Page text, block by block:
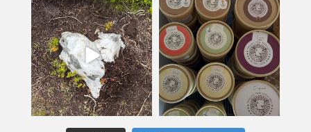
kullanslycka
Jul 9
kullanslycka
Jun 24